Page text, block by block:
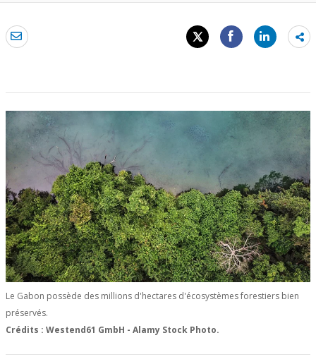
Le Gabon possède des millions d'hectares d'écosystèmes forestiers bien
préservés.
Crédits : Westend61 GmbH - Alamy Stock Photo.